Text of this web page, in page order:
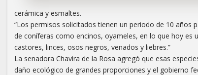
cerámica y esmaltes.
“Los permisos solicitados tienen un periodo de 10 años
de coníferas como encinos, oyameles, en lo que hoy es
castores, linces, osos negros, venados y liebres.”
La senadora Chavira de la Rosa agregó que esas
daño ecológico de grandes proporciones y el gobierno